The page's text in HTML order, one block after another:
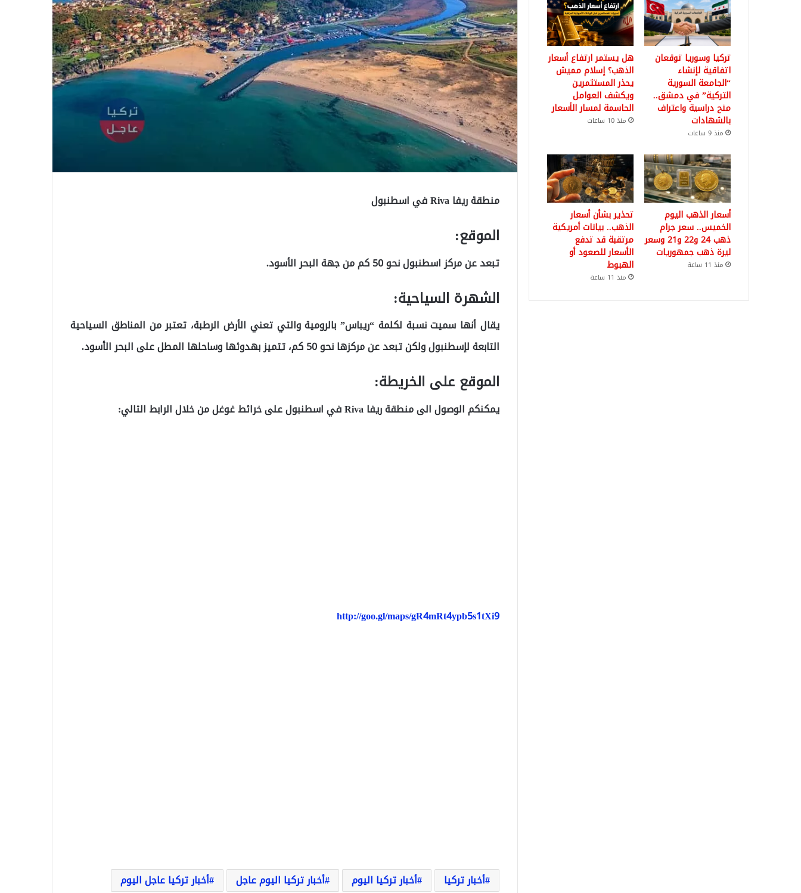
منطقة ريفا Riva في اسطنبول
الموقع:
تبعد عن مركز اسطنبول نحو 50 كم من جهة البحر الأسود.
الشهرة السياحية:
يقال أنها سميت نسبة لكلمة “ريباس” بالرومية والتي تعني الأرض الرطبة، تعتبر من المناطق السياحية
التابعة لإسطنبول ولكن تبعد عن مركزها نحو 50 كم، تتميز بهدوئها وساحلها المطل على البحر الأسود.
الموقع على الخريطة:
يمكنكم الوصول الى منطقة ريفا Riva في اسطنبول على خرائط غوغل من خلال الرابط التالي:
http://goo.gl/maps/gR4mRt4ypb5s1tXi9
أخبار تركيا أخبار تركيا اليوم أخبار تركيا اليوم عاجل
أخبار تركيا عاجل اليوم
تركيا وسوريا توقعان
اتفاقية لإنشاء
“الجامعة السورية
التركية” في دمشق..
منح دراسية واعتراف
بالشهادات
منذ 9 ساعات
هل يستمر ارتفاع أسعار
الذهب؟ إسلام مميش
يحذر المستثمرين
ويكشف العوامل
الحاسمة لمسار الأسعار
منذ 10 ساعات
أسعار الذهب اليوم
الخميس.. سعر جرام
ذهب 24 و22 و21 وسعر
ليرة ذهب جمهوريات
منذ 11 ساعة
تحذير بشأن أسعار
الذهب.. بيانات أمريكية
مرتقبة قد تدفع
الأسعار للصعود أو
الهبوط
منذ 11 ساعة